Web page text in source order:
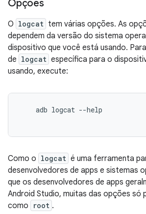
Opções
O logcat tem várias opções. As
dependem da versão do sistema
dispositivo que você está usando.
de logcat específica para o
usando, execute:
    adb logcat --help
Como o logcat é uma ferramenta
desenvolvedores de apps e sistemas
que os desenvolvedores de apps
Android Studio, muitas das opções só
como
root .